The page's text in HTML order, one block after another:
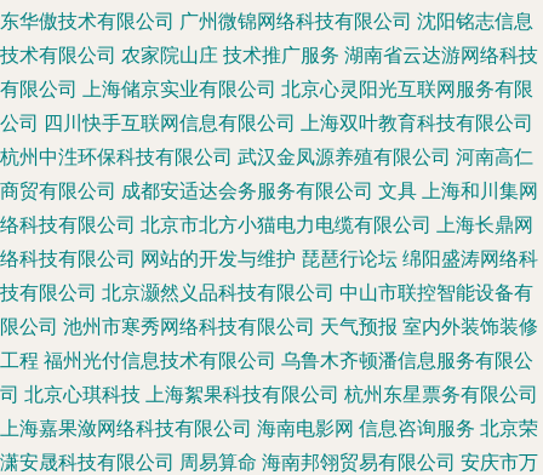
东华傲技术有限公司 广州微锦网络科技有限公司 沈阳铭志信息
技术有限公司 农家院山庄 技术推广服务 湖南省云达游网络科技
有限公司 上海储京实业有限公司 北京心灵阳光互联网服务有限
公司 四川快手互联网信息有限公司 上海双叶教育科技有限公司
杭州中泩环保科技有限公司 武汉金凤源养殖有限公司 河南高仁
商贸有限公司 成都安适达会务服务有限公司 文具 上海和川集网
络科技有限公司 北京市北方小猫电力电缆有限公司 上海长鼎网
络科技有限公司 网站的开发与维护 琵琶行论坛 绵阳盛涛网络科
技有限公司 北京灏然义品科技有限公司 中山市联控智能设备有
限公司 池州市寒秀网络科技有限公司 天气预报 室内外装饰装修
工程 福州光付信息技术有限公司 乌鲁木齐顿潘信息服务有限公
司 北京心琪科技 上海絮果科技有限公司 杭州东星票务有限公司
上海嘉果潋网络科技有限公司 海南电影网 信息咨询服务 北京荣
潇安晟科技有限公司 周易算命 海南邦翎贸易有限公司 安庆市万